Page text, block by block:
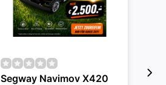
Segway Navimov X420
2t